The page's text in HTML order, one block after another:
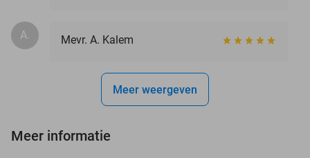
A. Mevr. A. Kalem
Meer weergeven
Meer informatie